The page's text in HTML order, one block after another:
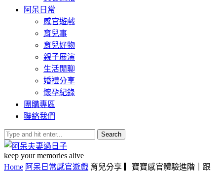
阿呆日常
感官遊戲
育兒事
育兒好物
親子展演
生活閒聊
婚禮分享
懷孕紀錄
團購專區
聯絡我們
Search
keep your memories alive
Home 阿呆日常感官遊戲 育兒分享 ▎寶寶感官體驗進階｜跟